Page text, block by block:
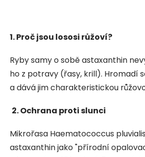
1. Proč jsou lososi růžoví?
Ryby samy o sobě astaxanthin
ho z potravy (řasy, krill). Hromadí
a dává jim charakteristickou
2. Ochrana proti slunci
Mikrořasa Haematococcus
astaxanthin jako "přírodní